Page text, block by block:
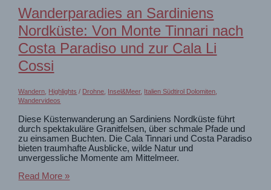
für
klare
Tage
Wanderparadies an Sardiniens
Nordküste: Von Monte Tinnari nach
Costa Paradiso und zur Cala Li
Cossi
Wandern Highlights / Drohne Insel&Meer, Italien Südtirol Dolomiten
Wandervideos
Diese Küstenwanderung an Sardiniens Nordküste führt
durch spektakuläre Granitfelsen, über schmale Pfade und
zu einsamen Buchten. Die Cala Tinnari und Costa Paradiso
bieten traumhafte Ausblicke, wilde Natur und
unvergessliche Momente am Mittelmeer.
Wanderparadies
Read More »